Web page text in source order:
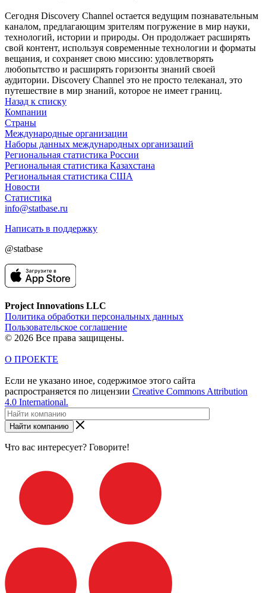
Сегодня Discovery Channel остается ведущим познавательным
каналом, предлагающим зрителям погружение в мир науки,
технологий, истории и природы. Он продолжает расширять
свой контент, используя современные технологии и форматы
вещания, и сохраняет свою миссию: удовлетворять
любопытство и расширять горизонты знаний своей
аудитории. Discovery Channel это не просто телеканал, это
путешествие в мир знаний, которое не имеет границ.
Назад к списку
Компании
Страны
Международные организации
Наборы данных международных организаций
Региональная статистика России
Региональная статистика Казахстана
Региональная статистика США
Новости
Статистика
info@statbase.ru
Написать в поддержку
@statbase
Project Innovations LLC
Политика обработки персональных данных
Пользовательское соглашение
© 2026 Все права защищены.
О ПРОЕКТЕ
Если не указано иное, содержимое этого сайта
распространяется по лицензии Creative Commons Attribution
4.0 International.
Найти компанию
Что вас интересует? Говорите!